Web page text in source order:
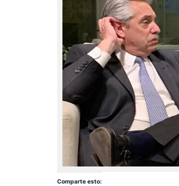
Comparte esto: